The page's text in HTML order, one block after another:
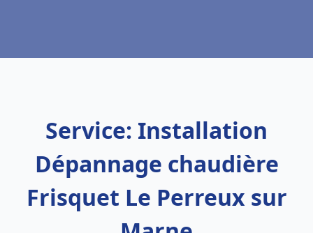
Service: Installation
Dépannage chaudière
Frisquet Le Perreux sur